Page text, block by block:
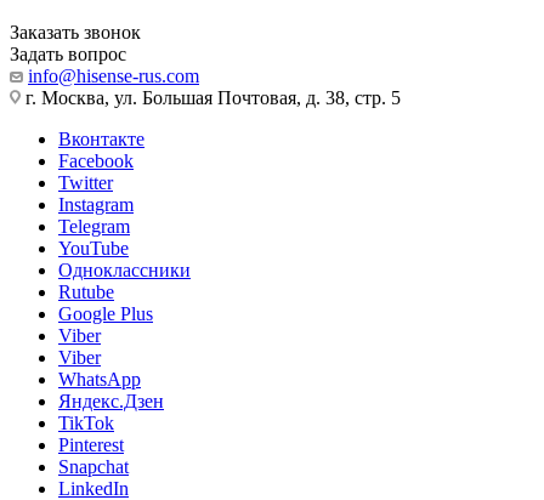
Заказать звонок
Задать вопрос
info@hisense-rus.com
г. Москва, ул. Большая Почтовая, д. 38, стр. 5
Вконтакте
Facebook
Twitter
Instagram
Telegram
YouTube
Одноклассники
Rutube
Google Plus
Viber
Viber
WhatsApp
Яндекс.Дзен
TikTok
Pinterest
Snapchat
LinkedIn